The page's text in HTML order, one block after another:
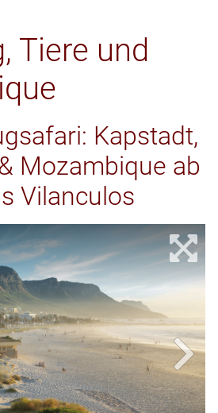
Tiere und
Kapstadt,
Mozambique ab
Vilanculos